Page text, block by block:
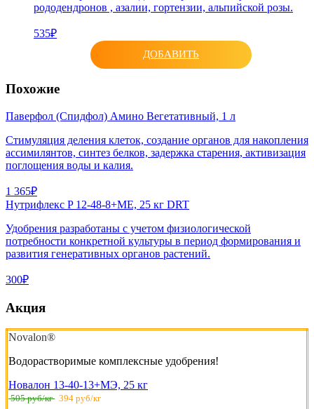
рододендронов , азалии, гортензии, альпийской розы.
535₽
ДОБАВИТЬ
Похожие
Паверфол (Спидфол) Амино Вегетативный, 1 л
Стимуляция деления клеток, создание органов для накопления
ассимилянтов, синтез белков, задержка старения, активизация
поглощения воды и калия.
1 365₽
Нутрифлекс P 12-48-8+МЕ, 25 кг DRT
Удобрения разработаны с учетом физиологической
потребности конкретной культуры в период формирования и
развития генеративных органов растений.
300₽
Акция
Novalon®
Водорастворимые комплексные удобрения!
Новалон 13-40-13+МЭ, 25 кг
505 руб/кг 394 руб/кг